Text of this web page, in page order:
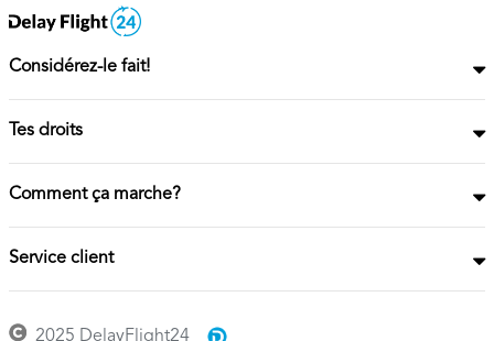
Considérez-le fait!
Tes droits
Comment ça marche?
Service client
2025 DelayFlight24